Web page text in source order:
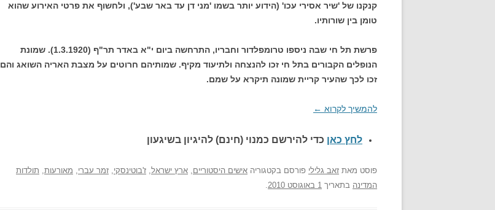
קנקנו של 'שיר אסירי עכו' (הידוע יותר בשמו 'מני דן עד באר שבע'), ולחשוף את פרטי האירוע שהוא
טומן בין שורותיו.
פרשת תל חי שבה ניספו טרומפלדור וחבריו, התרחשה ביום י"א באדר תר"ף (1.3.1920). שמונת
הנופלים הקבורים בתל חי זכו להנצחה ולתיעוד מקיף. שמותיהם חרוטים על מצבת האריה השואג והם
זכו לכך שהעיר קריית שמונה תיקרא על שמם.
להמשיך לקרוא ←
לחץ כאן כדי להירשם כמנוי (חינם) להיגיון בשיגעון
פוסט מאת זאב גלילי פורסם בקטגוריה אישים היסטוריים, ארץ ישראל, ז'בוטינסקי, זמר עברי, מאורעות, תולדות
המדינה בתאריך 1 באוגוסט 2010 .